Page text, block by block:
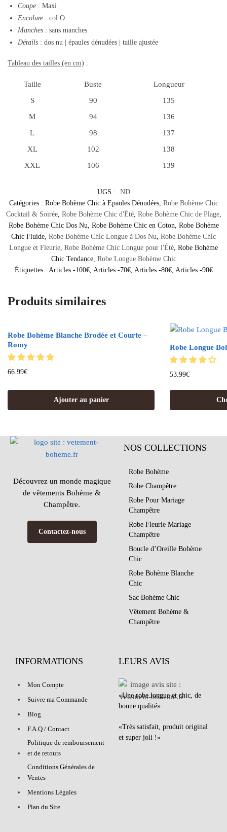
Coupe : Maxi
Encolure : col O
Manches : sans manches
Détails : dos nu | épaules dénudées | taille ajustée
Tableau des tailles (en cm) :
Taille Buste
Longueur
S
90
135
M
94
136
L
98
137
XL
102
138
XXL
106 139
UGS :
ND
Catégories : Robe Bohème Chic à Epaules Dénudées, Robe Bohème Chic
Cocktail & Soirée, Robe Bohème Chic d'Été, Robe Bohème Chic de Plage,
Robe Bohème Chic Dos Nu, Robe Bohème Chic en Coton, Robe Bohème
Chic Fluide, Robe Bohème Chic Longue à Dos Nu, Robe Bohème Chic
Longue et Fleurie, Robe Bohème Chic Longue pour l'Été, Robe Bohème
Chic Tendance, Robe Longue Bohème Chic
Étiquettes : Articles -100€, Articles -70€, Articles -80€, Articles -90€
Produits similaires
Robe Bohème Blanche Brodée et Courte –
Romy
66.99€
Ajouter au panier
Robe Longue
53.99€
Découvrez un monde magique
de vêtements Bohème &
Champêtre.
Contactez-nous
NOS COLLECTIONS
Robe Bohème
Robe Champêtre
Robe Pour Mariage
Champêtre
Robe Fleurie Mariage
Champêtre
Boucle d’Oreille Bohème
Chic
Robe Bohème Blanche
Chic
Sac Bohème Chic
Vêtement Bohème &
Champêtre
INFORMATIONS
Mon Compte
Suivre ma Commande
Blog
F.A.Q / Contact
Politique de remboursement
et de retours
Conditions Générales de
Ventes
Mentions Légales
Plan du Site
LEURS AVIS
«Une robe longue et chic, de
bonne qualité»
«Très satisfait, produit original
et super joli !»